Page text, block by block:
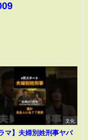
文化
マ】夫婦別姓刑事ヤバ